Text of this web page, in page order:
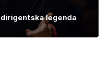
legenda